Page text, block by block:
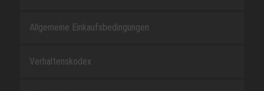
Allgemeine Einkaufsbedingungen
Verhaltenskodex